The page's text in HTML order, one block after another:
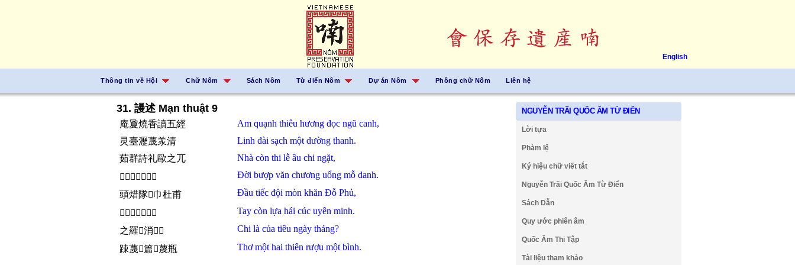
English
Thông tin về Hội Chữ Nôm Sách Nôm Từ điển Nôm Dự án Nôm Phông chữ Nôm Liên hệ
31. 謾述 Mạn thuật 9
庵夐燒香讀五經 Am quạnh thiêu hương đọc ngũ canh,
灵臺瀝蔑羕清
Linh đài sạch một dường thanh.
茹群詩礼歐之兀
Nhà còn thi lễ âu chi ngặt,
𠁀乏文章枉某名
Đời bượp văn chương uổng mỗ danh.
頭焟隊𤷱巾杜甫
Đầu tiếc đội mòn khăn Đỗ Phủ,
𪮏群路𦷫菊淵明
Tay còn lựa hái cúc uyên minh.
之羅𧵑消𣈜𣎃
Chi là của tiêu ngày tháng?
踈蔑𠄩篇𨢇蔑瓶
Thơmột hai thiên rượu một bình.
NGUYỄN TRÃI QUỐC ÂM TỪ ĐIỂN
Lời tựa
Phàm lệ
Ký hiệu chữ viết tắt
Nguyễn Trãi Quốc Âm Từ Điển
Sách Dẫn
Quy ước phiên âm
Quốc Âm Thi Tập
Tài liệu tham khảo